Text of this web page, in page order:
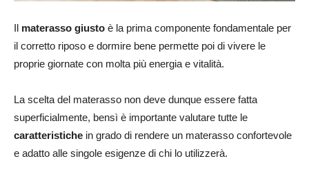
Il materasso giusto è la prima componente fondamentale per
il corretto riposo e dormire bene permette poi di vivere le
proprie giornate con molta più energia e vitalità.
La scelta del materasso non deve dunque essere fatta
superficialmente, bensì è importante valutare tutte le
caratteristiche in grado di rendere un materasso confortevole
e adatto alle singole esigenze di chi lo utilizzerà.